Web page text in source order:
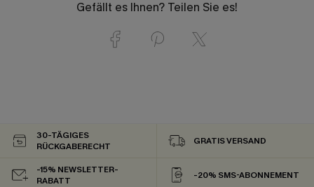
Gefällt es Ihnen? Teilen Sie es!
30-TÄGIGES
RÜCKGABERECHT
GRATIS VERSAND
-15% NEWSLETTER-
RABATT
-20% SMS-ABONNEMENT